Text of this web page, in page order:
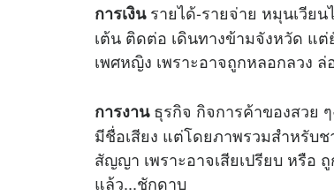
การเงินรายได้-รายจ่าย หมุนเวีย
เต้น ติดต่อ เดินทางข้ามจังหวัด แ
เพศหญิง เพราะอาจถูกหลอกลวง
การงานธุรกิจ กิจการค้าของสวย
มีชื่อเสียง แต่โดยภาพรวมสำหรับ
สัญญา เพราะอาจเสียเปรียบ หรือ
แล้ว...ชักดาบ